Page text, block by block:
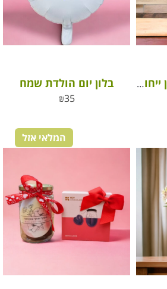
עציץ ספטיפליום מגוון ייחודי גדול מאוד (ללא פריחה בעונה זו)
בלון יום הולדת שמח
₪35
המלאי אזל